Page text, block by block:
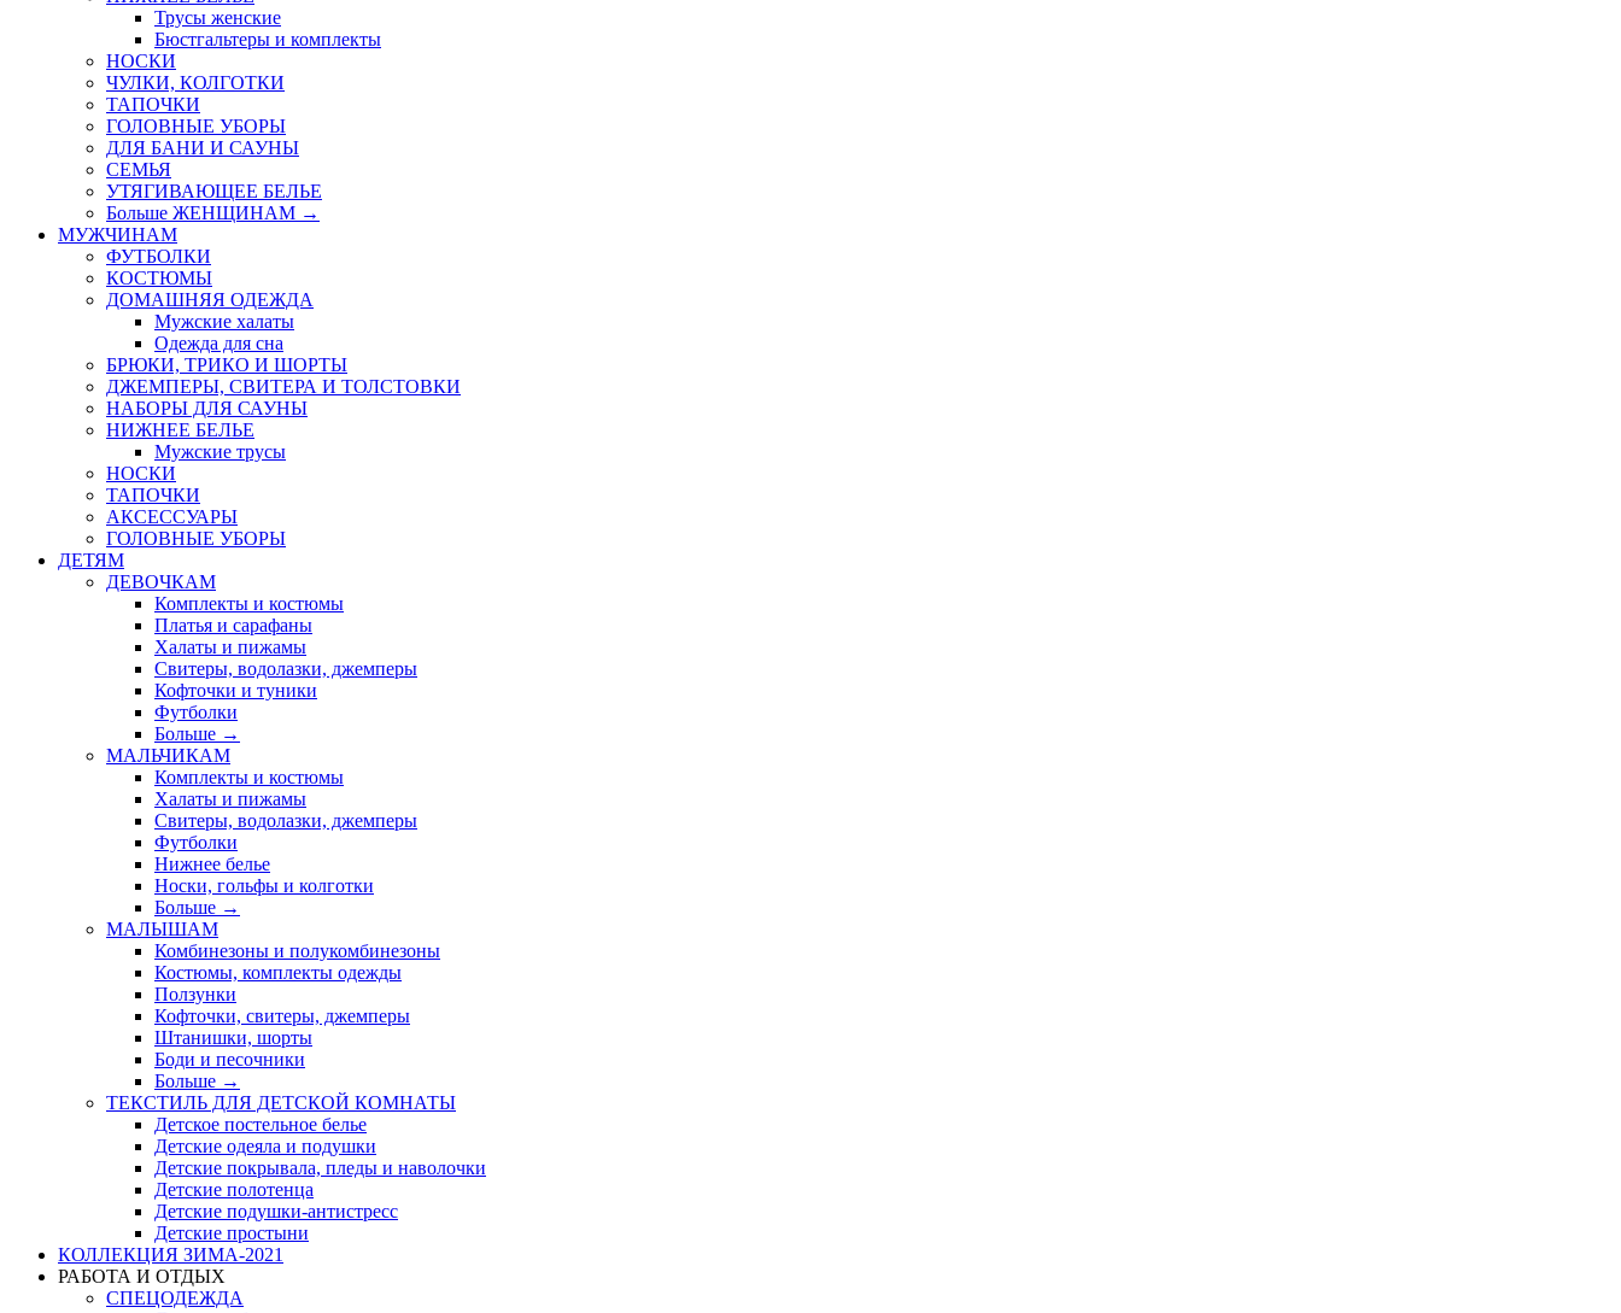
Трусы женские
Бюстгальтеры и комплекты
НОСКИ
ЧУЛКИ, КОЛГОТКИ
ТАПОЧКИ
ГОЛОВНЫЕ УБОРЫ
ДЛЯ БАНИ И САУНЫ
СЕМЬЯ
УТЯГИВАЮЩЕЕ БЕЛЬЕ
Больше ЖЕНЩИНАМ →
МУЖЧИНАМ
ФУТБОЛКИ
КОСТЮМЫ
ДОМАШНЯЯ ОДЕЖДА
Мужские халаты
Одежда для сна
БРЮКИ, ТРИКО И ШОРТЫ
ДЖЕМПЕРЫ, СВИТЕРА И ТОЛСТОВКИ
НАБОРЫ ДЛЯ САУНЫ
НИЖНЕЕ БЕЛЬЕ
Мужские трусы
НОСКИ
ТАПОЧКИ
АКСЕССУАРЫ
ГОЛОВНЫЕ УБОРЫ
ДЕТЯМ
ДЕВОЧКАМ
Комплекты и костюмы
Платья и сарафаны
Халаты и пижамы
Свитеры, водолазки, джемперы
Кофточки и туники
Футболки
Больше →
МАЛЬЧИКАМ
Комплекты и костюмы
Халаты и пижамы
Свитеры, водолазки, джемперы
Футболки
Нижнее белье
Носки, гольфы и колготки
Больше →
МАЛЫШАМ
Комбинезоны и полукомбинезоны
Костюмы, комплекты одежды
Ползунки
Кофточки, свитеры, джемперы
Штанишки, шорты
Боди и песочники
Больше →
ТЕКСТИЛЬ ДЛЯ ДЕТСКОЙ КОМНАТЫ
Детское постельное белье
Детские одеяла и подушки
Детские покрывала, пледы и наволочки
Детские полотенца
Детские подушки-антистресс
Детские простыни
КОЛЛЕКЦИЯ ЗИМА-2021
РАБОТА И ОТДЫХ
СПЕЦОДЕЖДА